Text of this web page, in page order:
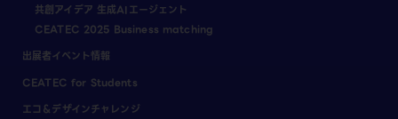
共創アイデア 生成AIエージェント
CEATEC 2025 Business matching
出展者イベント情報
CEATEC for Students
エコ＆デザインチャレンジ